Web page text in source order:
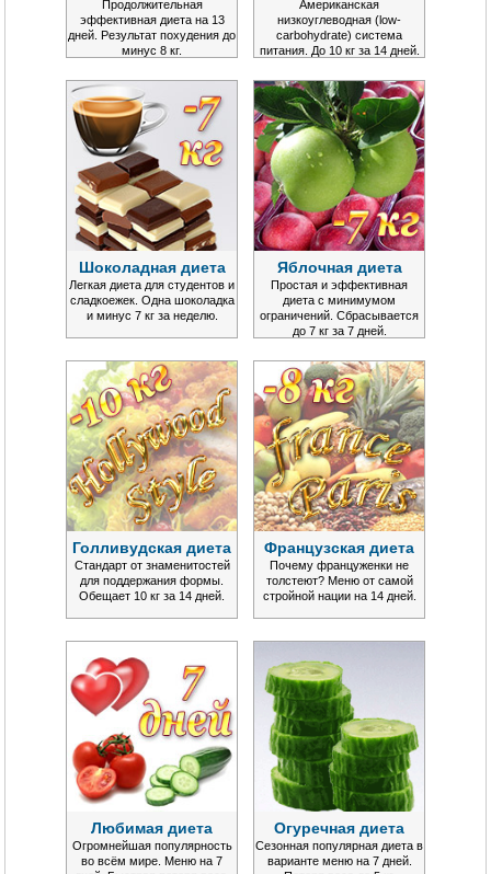
Продолжительная
эффективная диета на 13
дней. Результат похудения до
минус 8 кг.
Американская
низкоуглеводная (low-
carbohydrate) система
питания. До 10 кг за 14 дней.
Шоколадная диета
Легкая диета для студентов и
сладкоежек. Одна шоколадка
и минус 7 кг за неделю.
Яблочная диета
Простая и эффективная
диета с минимумом
ограничений. Сбрасывается
до 7 кг за 7 дней.
Голливудская диета
Стандарт от знаменитостей
для поддержания формы.
Обещает 10 кг за 14 дней.
Французская диета
Почему француженки не
толстеют? Меню от самой
стройной нации на 14 дней.
Любимая диета
Огромнейшая популярность
во всём мире. Меню на 7
Огуречная диета
Сезонная популярная диета в
варианте меню на 7 дней.